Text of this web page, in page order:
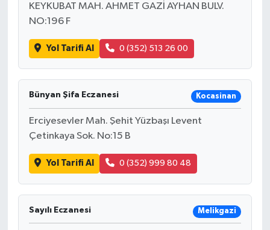
KEYKUBAT MAH. AHMET GAZİ AYHAN BULV.
NO:196 F
Yol Tarifi Al 0 (352) 513 26 00
Bünyan Şifa Eczanesi Kocasinan
Erciyesevler Mah. Şehit Yüzbaşı Levent
Çetinkaya Sok. No:15 B
Yol Tarifi Al 0 (352) 999 80 48
Sayılı Eczanesi Melikgazi